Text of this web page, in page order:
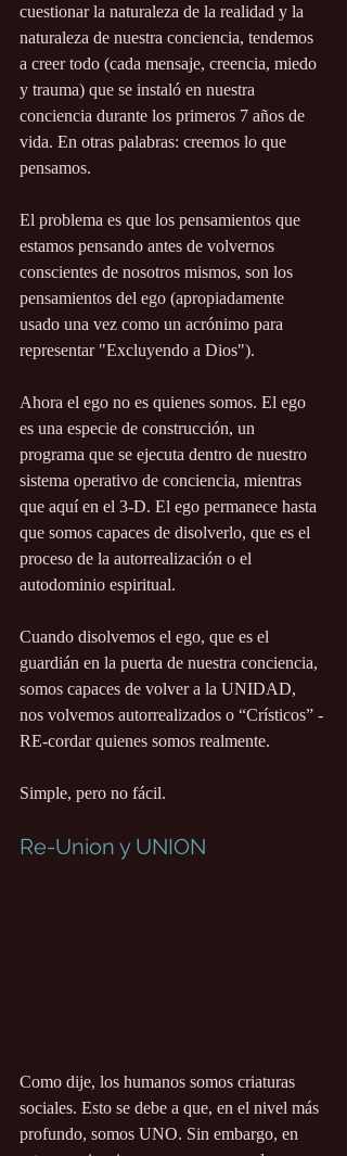
cuestionar la naturaleza de la realidad y la
naturaleza de nuestra conciencia, tendemos
a creer todo (cada mensaje, creencia, miedo
y trauma) que se instaló en nuestra
conciencia durante los primeros 7 años de
vida. En otras palabras: creemos lo que
pensamos.
El problema es que los pensamientos que
estamos pensando antes de volvernos
conscientes de nosotros mismos, son los
pensamientos del ego (apropiadamente
usado una vez como un acrónimo para
representar "Excluyendo a Dios").
Ahora el ego no es quienes somos. El ego
es una especie de construcción, un
programa que se ejecuta dentro de nuestro
sistema operativo de conciencia, mientras
que aquí en el 3-D. El ego permanece hasta
que somos capaces de disolverlo, que es el
proceso de la autorrealización o el
autodominio espiritual.
Cuando disolvemos el ego, que es el
guardián en la puerta de nuestra conciencia,
somos capaces de volver a la UNIDAD,
nos volvemos autorrealizados o “Crísticos” -
RE-cordar quienes somos realmente.
Simple, pero no fácil.
Re-Union y UNION
Como dije, los humanos somos criaturas
sociales. Esto se debe a que, en el nivel más
profundo, somos UNO. Sin embargo, en